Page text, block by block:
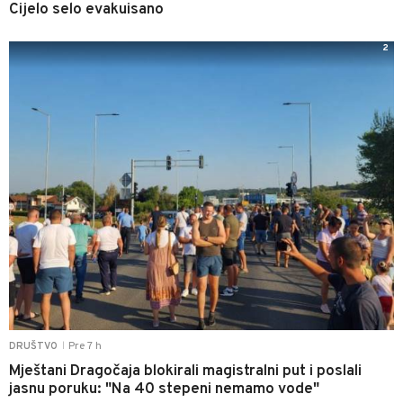
Cijelo selo evakuisano
DRUŠTVO Pre 7 h
Mještani Dragočaja blokirali magistralni put i poslali
jasnu poruku: "Na 40 stepeni nemamo vode"
2